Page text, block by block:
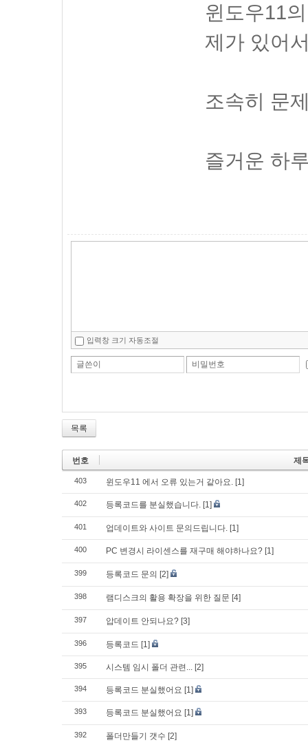
윈도우11
제가 있어
조속히 문
즐거운 하
입력창 크기 자동조절
글쓴이 비밀번호
목록
번호 제
403 윈도우11 에서 오류 있는거 같아요. [1]
402 등록코드를 분실했습니다. [1]
401 업데이트와 사이트 문의드립니다. [1]
400 PC 변경시 라이센스를 재구매 해야하나요? [1]
399 등록코드 문의 [2]
398 램디스크의 활용 확장을 위한 질문 [4]
397 압데이트 안되나요? [3]
396 등록코드 [1]
395 시스템 임시 폴더 관련... [2]
394 등록코드 분실했어요 [1]
393 등록코드 분실했어요 [1]
392 폴더만들기 갯수 [2]